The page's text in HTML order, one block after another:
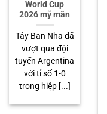
World Cup
2026 mỹ mãn
Tây Ban Nha đã
vượt qua đội
tuyển Argentina
với tỉ số 1-0
trong hiệp [...]